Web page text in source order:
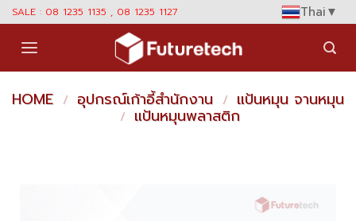
Skip
content
SALE : 08 1235 1135 , 08 1235 1127 Thai▼
HOME / อุปกรณ์เก้าอี้สำนักงาน / แป้นหมุน จานหมุน
/ แป้นหมุนพลาสติก